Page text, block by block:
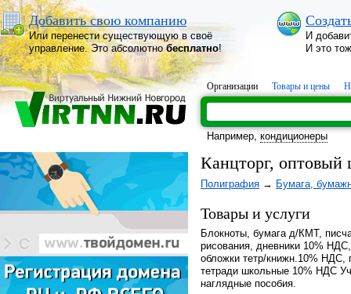
Добавить свою компанию
Или перенести существующую в своё
управление. Это абсолютнобесплатно!
И
И это
Организации Товары и цены
Например, кондиционеры
Канцторг,
Полиграфия → Бумага,
Товары и услуги
Блокноты, бумага д/КМТ,
рисования, дневники 10%
обложки тетр/книжн.10% НДС,
тетради школьные 10% НДС
наглядные пособия.